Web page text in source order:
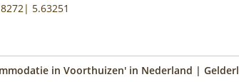
5.63251
in Voorthuizen' in Nederland |